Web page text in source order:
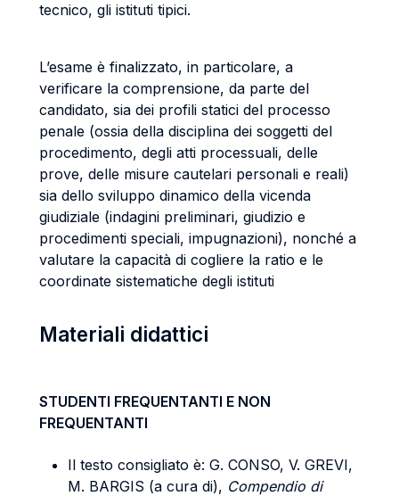
tecnico, gli istituti tipici.
L’esame è finalizzato, in particolare, a
verificare la comprensione, da parte del
candidato, sia dei profili statici del processo
penale (ossia della disciplina dei soggetti del
procedimento, degli atti processuali, delle
prove, delle misure cautelari personali e reali)
sia dello sviluppo dinamico della vicenda
giudiziale (indagini preliminari, giudizio e
procedimenti speciali, impugnazioni), nonché a
valutare la capacità di cogliere la ratio e le
coordinate sistematiche degli istituti
Materiali didattici
STUDENTI FREQUENTANTI E NON
FREQUENTANTI
Il testo consigliato è: G. CONSO, V. GREVI,
M. BARGIS (a cura di), Compendio di